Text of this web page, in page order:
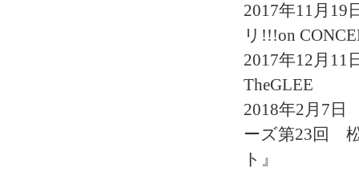
2017年11月19
リ!!!on
2017年12月11
TheGLEE
2018年2月7
ーズ第23回
ト』